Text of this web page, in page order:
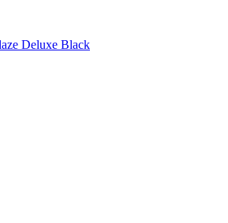
Deluxe Black